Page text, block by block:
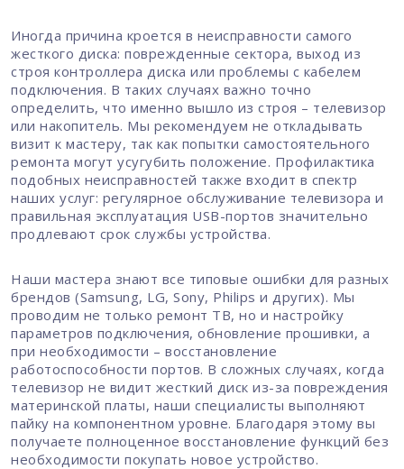
Иногда причина кроется в неисправности самого
жесткого диска: поврежденные сектора, выход из
строя контроллера диска или проблемы с кабелем
подключения. В таких случаях важно точно
определить, что именно вышло из строя – телевизор
или накопитель. Мы рекомендуем не откладывать
визит к мастеру, так как попытки самостоятельного
ремонта могут усугубить положение. Профилактика
подобных неисправностей также входит в спектр
наших услуг: регулярное обслуживание телевизора и
правильная эксплуатация USB-портов значительно
продлевают срок службы устройства.
Наши мастера знают все типовые ошибки для разных
брендов (Samsung, LG, Sony, Philips и других). Мы
проводим не только ремонт ТВ, но и настройку
параметров подключения, обновление прошивки, а
при необходимости – восстановление
работоспособности портов. В сложных случаях, когда
телевизор не видит жесткий диск из-за повреждения
материнской платы, наши специалисты выполняют
пайку на компонентном уровне. Благодаря этому вы
получаете полноценное восстановление функций без
необходимости покупать новое устройство.